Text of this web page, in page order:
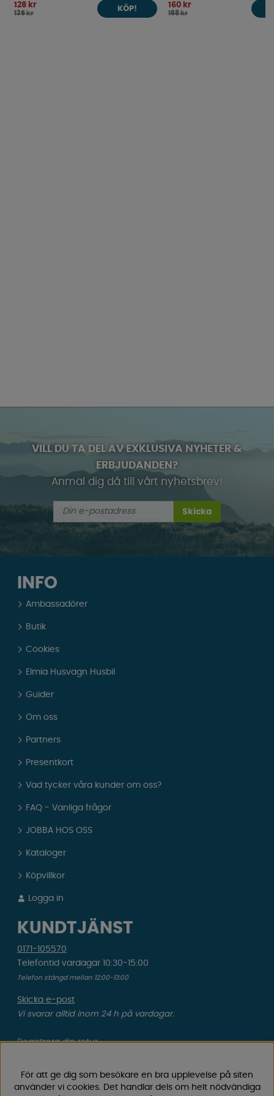
128 kr
135 kr
KÖP! 160 kr
168 kr
VILL DU TA DEL AV EXKLUSIVA NYHETER &
ERBJUDANDEN?
Anmäl dig då till vårt nyhetsbrev!
Skicka
INFO
Ambassadörer
Butik
Cookies
Elmia Husvagn Husbil
Guider
Om oss
Partners
Presentkort
Vad tycker våra kunder om oss?
FAQ - Vanliga frågor
JOBBA HOS OSS
Kataloger
Köpvillkor
Logga in
KUNDTJÄNST
0171-105570
Telefontid vardagar 10:30-15:00
Telefon stängd mellan 12:00-13:00
Skicka e-post
Vi svarar alltid inom 24 h på vardagar.
Registrera din retur
Registrera din reklamation
För att ge dig som besökare en bra upplevelse på siten
använder vi cookies. Det handlar dels om helt nödvändiga